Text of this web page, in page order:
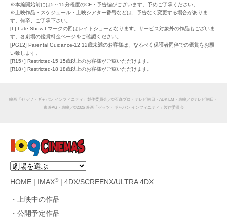
※本編開始前には5～15分程度のCF・予告編がございます。予めご了承ください。
※上映作品・スケジュール・上映シアター番号などは、予告なく変更する場合がありま
す。何卒、ご了承下さい。
[L] Late Show Lマークの回はレイトショーとなります。サービス対象外の作品もございま
す。各劇場の鑑賞料金ページをご確認ください。
[PG12] Parental Guidance-12 12歳未満のお客様は、なるべく保護者同伴での鑑賞をお願
い致します。
[R15+] Restricted-15 15歳以上のお客様がご覧いただけます。
[R18+] Restricted-18 18歳以上のお客様がご覧いただけます。
映画「ゼッツ・ギャバン インフィニティ」製作委員会／©︎石森プロ・テレビ朝日・ADK EM・東映／©︎テレビ朝日・
東映AG・東映／©︎2026 映画「ゼッツ・ギャバン インフィニティ」製作委員会
HOME IMAX®| 4DX/SCREENX/ULTRA 4DX
上映中の作品
公開予定作品